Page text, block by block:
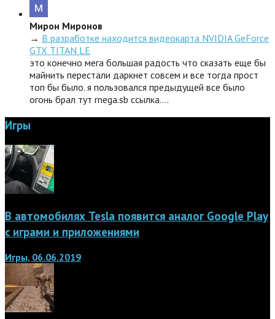
Мирон Миронов
→ В разработке находится видеокарта NVIDIA GeForce
GTX TITAN LE
это конечно мега большая радость что сказать еще бы
майнить перестали даркнет совсем и все тогда прост
топ бы было. я пользовался предыдущей все было
огонь брал тут rnega.sb ссылка.…
Игры
В автомобилях Tesla появится аналог Google Play
с играми и приложениями
Игры, 06.06.2019